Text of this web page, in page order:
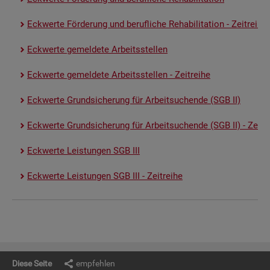
Eck­wer­te För­de­rung und be­ruf­li­che Re­ha­bi­li­ta­ti­on - Zeit­rei­he
Eck­wer­te ge­mel­de­te Ar­beits­stel­len
Eck­wer­te ge­mel­de­te Ar­beits­stel­len - Zeit­rei­he
Eck­wer­te Grund­si­che­rung für Ar­beit­su­chen­de (SGB II)
Eck­wer­te Grund­si­che­rung für Ar­beit­su­chen­de (SGB II) -
Eck­wer­te Leis­tun­gen SGB III
Eck­wer­te Leis­tun­gen SGB III - Zeit­rei­he
Diese Seite empfehlen